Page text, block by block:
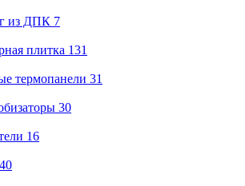
из ДПК 7
плитка 131
термопанели 31
30
16